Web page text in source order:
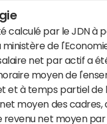
calculé par le JDN à
ministère de
net par actif a
moyen de
et à temps partiel de
moyen des cadres,
revenu net moyen